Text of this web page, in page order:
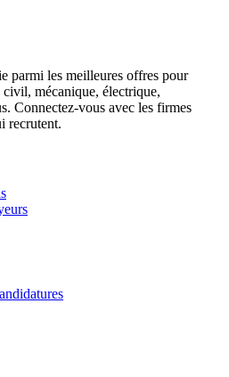
parmi les meilleures offres pour
mécanique, électrique,
Connectez-vous avec les firmes
recrutent.